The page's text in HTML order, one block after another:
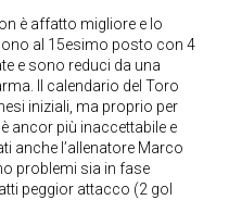
è affatto migliore e lo
al 15esimo posto con 4
e sono reduci da una
Il calendario del Toro
iniziali, ma proprio per
ancor più inaccettabile e
anche l’allenatore Marco
problemi sia in fase
peggior attacco (2 gol